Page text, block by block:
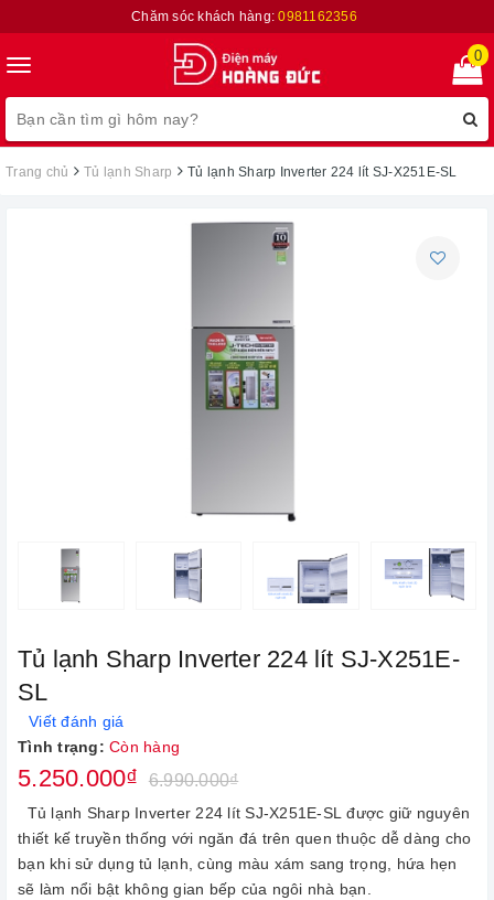
Chăm sóc khách hàng:0981162356
Toggle
navigation
0
Trang chủ Tủ lạnh Sharp Tủ lạnh Sharp Inverter 224 lít SJ-X251E-SL
Tủ lạnh Sharp Inverter 224 lít SJ-X251E-
SL
Viết đánh giá
Tình trạng: Còn hàng
5.250.000₫ 6.990.000₫
Tủ lạnh Sharp Inverter 224 lít SJ-X251E-SL được giữ nguyên
thiết kế truyền thống với ngăn đá trên quen thuộc dễ dàng cho
bạn khi sử dụng tủ lạnh, cùng màu xám sang trọng, hứa hẹn
sẽ làm nổi bật không gian bếp của ngôi nhà bạn.